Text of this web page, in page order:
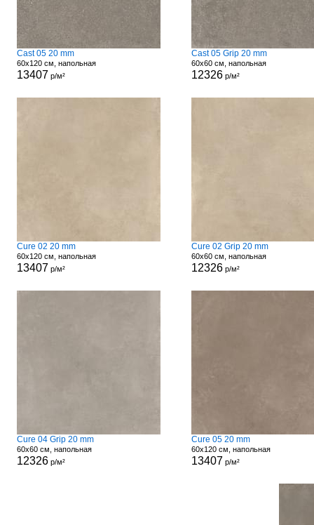
Cast 05 20 mm
60x120 см, напольная
13407 р/м²
Cast 05 Grip 20 mm
60x60 см, напольная
12326р/м²
Cure 02 20 mm
60x120 см, напольная
13407 р/м²
Cure 02 Grip 20 mm
60x60 см, напольная
12326р/м²
Cure 04 Grip 20 mm
60x60 см, напольная
12326р/м²
Cure 05 20 mm
60x120 см, напольная
13407 р/м²